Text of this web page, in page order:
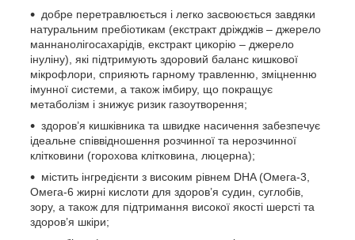
добре перетравлюється і легко засвоюється завдяки
натуральним пребіотикам (екстракт дріжджів – джерело
маннанолігосахарідів, екстракт цикорію – джерело
інуліну), які підтримують здоровий баланс кишкової
мікрофлори, сприяють гарному травленню, зміцненню
імунної системи, а також імбиру, що покращує
метаболізм і знижує ризик газоутворення;
здоров’я кишківника та швидке насичення забезпечує
ідеальне співвідношення розчинної та нерозчинної
клітковини (горохова клітковина, люцерна);
містить інгредієнти з високим рівнем DHA (Омега-3,
Омега-6 жирні кислоти для здоров’я судин, суглобів,
зору, а також для підтримання високої якості шерсті та
здоров’я шкіри;